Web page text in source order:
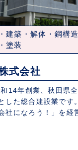
建築・解体・鋼構造
塗装
式会社
14年創業、秋田県
した総合建設業です
社になろう！」を経